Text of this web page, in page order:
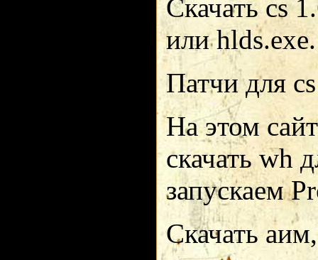
Скачать cs
или
Патчи для
На этом
скачать wh
запускаем
Скачать